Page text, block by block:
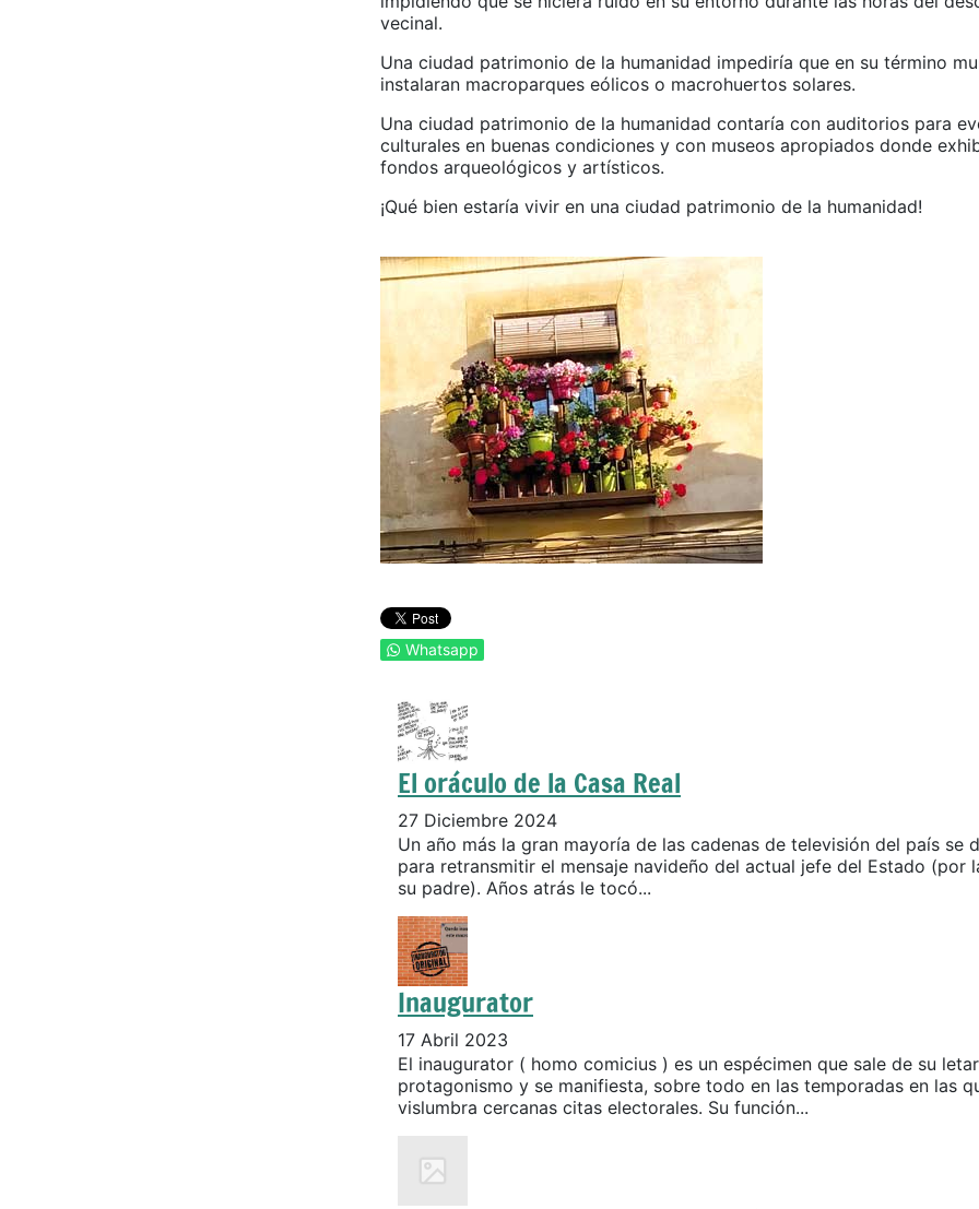
vecinal.
Una ciudad patrimonio de la humanidad impediría que en su término
instalaran macroparques eólicos o macrohuertos solares.
Una ciudad patrimonio de la humanidad contaría con auditorios para
culturales en buenas condiciones y con museos apropiados donde
fondos arqueológicos y artísticos.
¡Qué bien estaría vivir en una ciudad patrimonio de la humanidad!
Whatsapp
El oráculo de la Casa Real
27 Diciembre 2024
Un año más la gran mayoría de las cadenas de televisión del país se
para retransmitir el mensaje navideño del actual jefe del Estado (por
su padre). Años atrás le tocó...
Inaugurator
17 Abril 2023
El inaugurator ( homo comicius ) es un espécimen que sale de su
protagonismo y se manifiesta, sobre todo en las temporadas en las
vislumbra cercanas citas electorales. Su función...